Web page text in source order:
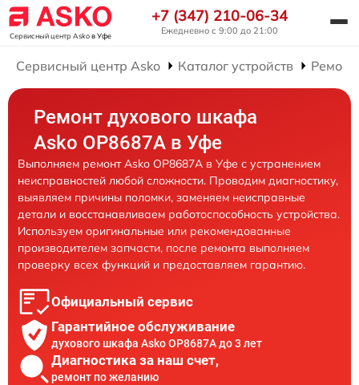
Сервисный центр Askoв Уфе
+7 (347) 210-06-34
Ежедневно с 9:00 до 21:00
Сервисный центр Asko Каталог устройств
Ремонт духового шкафа
Asko OP8687A в Уфе
Выполняем ремонт Asko OP8687A в Уфе с устранением
неисправностей любой сложности. Проводим диагностику,
выявляем причины поломки, заменяем неисправные
детали и восстанавливаем работоспособность устройства.
Используем оригинальные или рекомендованные
производителем запчасти, после ремонта выполняем
проверку всех функций и предоставляем гарантию.
Официальный сервис
Гарантийное обслуживание
духового шкафа Asko OP8687A до 3 лет
Диагностика за наш счет,
ремонт по желанию